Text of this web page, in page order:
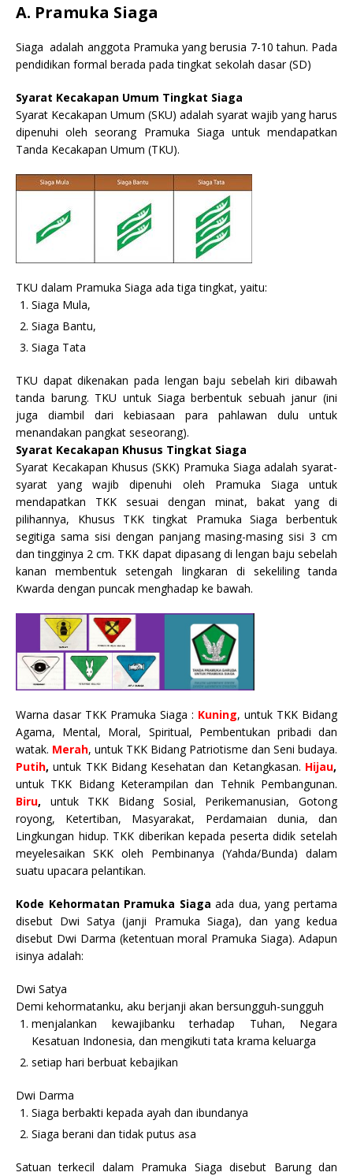
A. Pramuka Siaga
Siaga adalah anggota Pramuka yang berusia 7-10 tahun. Pada
pendidikan formal berada pada tingkat sekolah dasar (SD)
Syarat Kecakapan Umum Tingkat Siaga
Syarat Kecakapan Umum (SKU) adalah syarat wajib yang harus
dipenuhi oleh seorang Pramuka Siaga untuk mendapatkan
Tanda Kecakapan Umum (TKU).
TKU dalam Pramuka Siaga ada tiga tingkat, yaitu:
Siaga Mula,
Siaga Bantu,
Siaga Tata
TKU dapat dikenakan pada lengan baju sebelah kiri dibawah
tanda barung. TKU untuk Siaga berbentuk sebuah janur (ini
juga diambil dari kebiasaan para pahlawan dulu untuk
menandakan pangkat seseorang).
Syarat Kecakapan Khusus Tingkat Siaga
Syarat Kecakapan Khusus (SKK) Pramuka Siaga adalah syarat-
syarat yang wajib dipenuhi oleh Pramuka Siaga untuk
mendapatkan TKK sesuai dengan minat, bakat yang di
pilihannya, Khusus TKK tingkat Pramuka Siaga berbentuk
segitiga sama sisi dengan panjang masing-masing sisi 3 cm
dan tingginya 2 cm. TKK dapat dipasang di lengan baju sebelah
kanan membentuk setengah lingkaran di sekeliling tanda
Kwarda dengan puncak menghadap ke bawah.
Warna dasar TKK Pramuka Siaga : Kuning, untuk TKK Bidang
Agama, Mental, Moral, Spiritual, Pembentukan pribadi dan
watak. Merah, untuk TKK Bidang Patriotisme dan Seni budaya.
Putih, untuk TKK Bidang Kesehatan dan Ketangkasan. Hijau,
untuk TKK Bidang Keterampilan dan Tehnik Pembangunan.
Biru, untuk TKK Bidang Sosial, Perikemanusian, Gotong
royong, Ketertiban, Masyarakat, Perdamaian dunia, dan
Lingkungan hidup. TKK diberikan kepada peserta didik setelah
meyelesaikan SKK oleh Pembinanya (Yahda/Bunda) dalam
suatu upacara pelantikan.
Kode Kehormatan Pramuka Siaga ada dua, yang pertama
disebut Dwi Satya (janji Pramuka Siaga), dan yang kedua
disebut Dwi Darma (ketentuan moral Pramuka Siaga). Adapun
isinya adalah:
Dwi Satya
Demi kehormatanku, aku berjanji akan bersungguh-sungguh
menjalankan kewajibanku terhadap Tuhan, Negara
Kesatuan Indonesia, dan mengikuti tata krama keluarga
setiap hari berbuat kebajikan
Dwi Darma
Siaga berbakti kepada ayah dan ibundanya
Siaga berani dan tidak putus asa
Satuan terkecil dalam Pramuka Siaga disebut Barung dan